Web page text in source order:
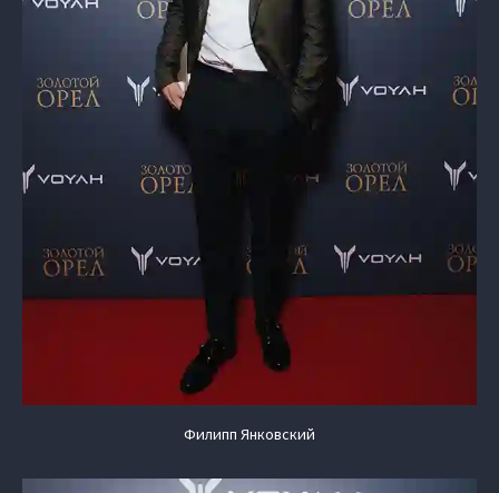
Филипп Янковский